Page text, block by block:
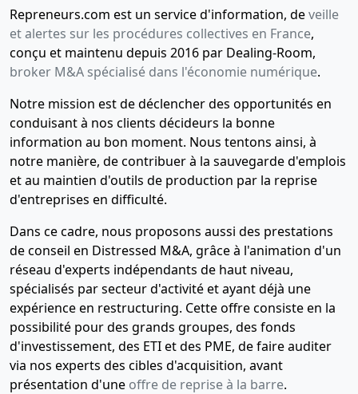
Repreneurs.com est un service d'information, deveille
et alertes sur les procédures collectives en France,
conçu et maintenu depuis 2016 par Dealing-Room,
broker M&A spécialisé dans l'économie numérique.
Notre mission est de déclencher des opportunités en
conduisant à nos clients décideurs la bonne
information au bon moment. Nous tentons ainsi, à
notre manière, de contribuer à la sauvegarde d'emplois
et au maintien d'outils de production par la reprise
d'entreprises en difficulté.
Dans ce cadre, nous proposons aussi des prestations
de conseil en Distressed M&A, grâce à l'animation d'un
réseau d'experts indépendants de haut niveau,
spécialisés par secteur d'activité et ayant déjà une
expérience en restructuring. Cette offre consiste en la
possibilité pour des grands groupes, des fonds
d'investissement, des ETI et des PME, de faire auditer
via nos experts des cibles d'acquisition, avant
présentation d'une offre de reprise à la barre.